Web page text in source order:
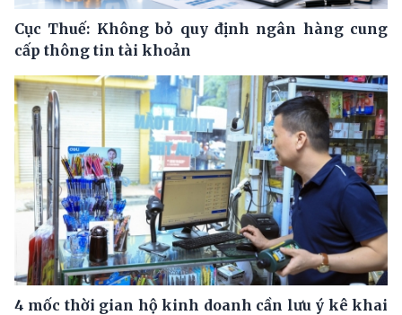
Cục Thuế: Không bỏ quy định ngân hàng cung
cấp thông tin tài khoản
4 mốc thời gian hộ kinh doanh cần lưu ý kê khai